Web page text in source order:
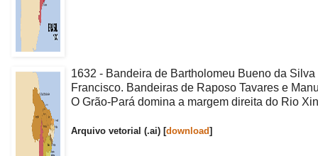
1632 - Bandeira de Bartholomeu Bueno da
Francisco. Bandeiras de Raposo Tavares e
O Grão-Pará domina a margem direita do Rio
Arquivo vetorial (.ai) [download]